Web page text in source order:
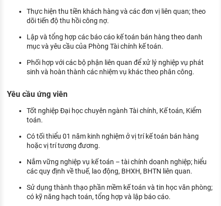
Xu hướng việc làm
NHÂN SỰ
Thực hiện thu tiền khách hàng và các đơn vị liên quan; theo
dõi tiến độ thu hồi công nợ.
Lập và tổng hợp các báo cáo kế toán bán hàng theo danh
mục và yêu cầu của Phòng Tài chính kế toán.
Phối hợp với các bộ phận liên quan để xử lý nghiệp vụ phát
sinh và hoàn thành các nhiệm vụ khác theo phân công.
Yêu cầu ứng viên
Tốt nghiệp Đại học chuyên ngành Tài chính, Kế toán, Kiểm
toán.
Có tối thiểu 01 năm kinh nghiệm ở vị trí kế toán bán hàng
hoặc vị trí tương đương.
Nắm vững nghiệp vụ kế toán – tài chính doanh nghiệp; hiểu
các quy định về thuế, lao động, BHXH, BHTN liên quan.
Sử dụng thành thạo phần mềm kế toán và tin học văn phòng;
có kỹ năng hạch toán, tổng hợp và lập báo cáo.